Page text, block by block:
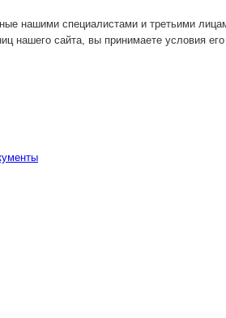
нашими специалистами и третьими
нашего сайта, вы принимаете условия